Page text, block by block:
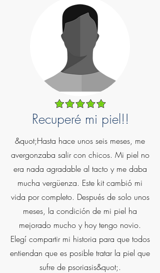
Recuperé mi piel!!
&quot;Hasta hace unos seis meses, me
avergonzaba salir con chicos. Mi piel no
era nada agradable al tacto y me daba
mucha vergüenza. Este kit cambió mi
vida por completo. Después de solo unos
meses, la condición de mi piel ha
mejorado mucho y hoy tengo novio.
Elegí compartir mi historia para que todos
entiendan que es posible tratar la piel que
sufre de psoriasis&quot;.